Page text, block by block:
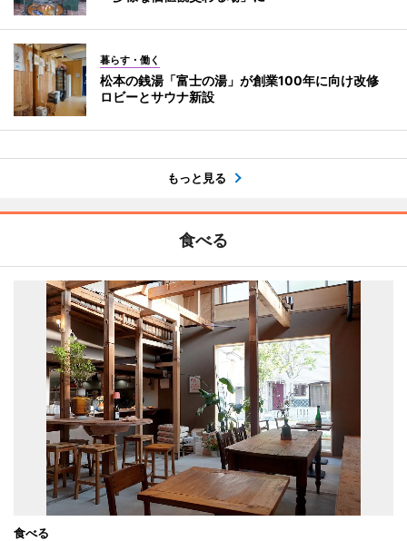
暮らす・働く
松本の銭湯「富士の湯」が創業100年に向け改修
ロビーとサウナ新設
もっと見る
食べる
食べる